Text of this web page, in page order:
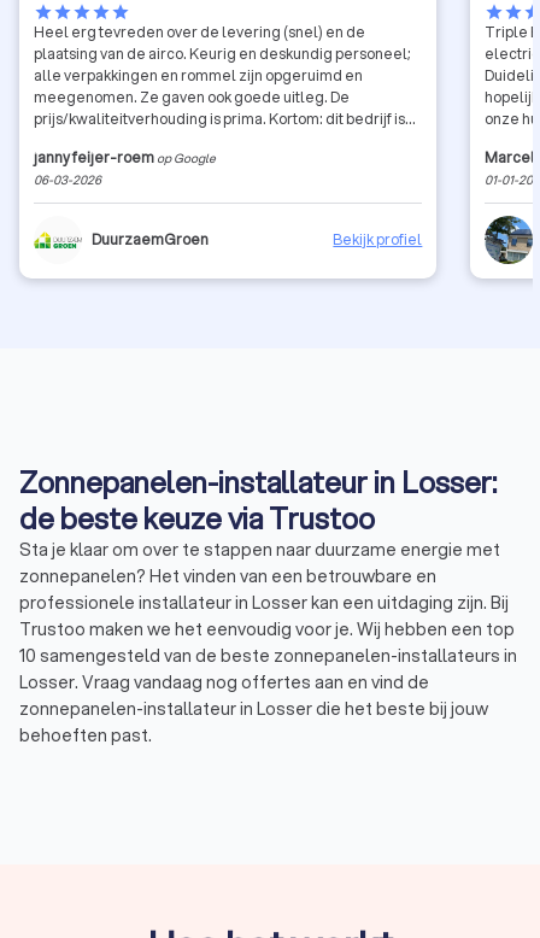
starstarstarstarstar
Heel erg tevreden over de levering (snel) en de
plaatsing van de airco. Keurig en deskundig personeel;
alle verpakkingen en rommel zijn opgeruimd en
meegenomen. Ze gaven ook goede uitleg. De
prijs/kwaliteitverhouding is prima. Kortom: dit bedrijf is
janny feijer-roem op Google
06-03-2026
DuurzaemGroen Bekijk profiel
starstar
Triple
onze
Marcel
01-01-
Zonnepanelen-installateur in Losser:
de beste keuze via Trustoo
Sta je klaar om over te stappen naar duurzame energie met
zonnepanelen? Het vinden van een betrouwbare en
professionele installateur in Losser kan een uitdaging zijn. Bij
Trustoo maken we het eenvoudig voor je. Wij hebben een top
10 samengesteld van de beste zonnepanelen-installateurs in
Losser. Vraag vandaag nog offertes aan en vind de
zonnepanelen-installateur in Losser die het beste bij jouw
behoeften past.
zonnepanelen-installateur in Losser heeft uitgebreide kennis